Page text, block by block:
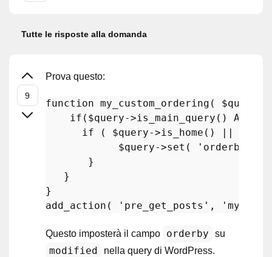
Tutte le risposte alla domanda
Prova questo:
function my_custom_ordering ( $query
if ( $query->is_main_query () AND !
if ( $query->is_home () ||
$query->set ( 'orderby'
       }
   }
add_action ( 'pre_get_posts' ,
Questo imposterà il campo orderby su
modified nella query di WordPress.